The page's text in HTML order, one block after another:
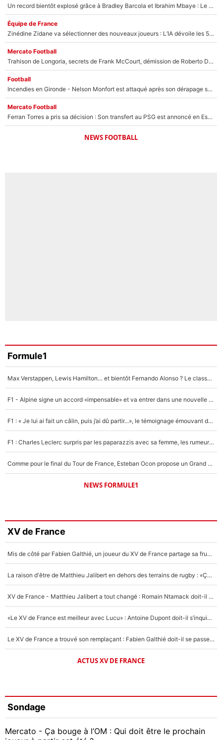
Un record bientôt explosé grâce à Bradley Barcola et Ibrahim Mbaye : Le PSG sur le point de réaliser un mercato historique ?
Équipe de France
Zinédine Zidane va sélectionner des nouveaux joueurs : L’IA dévoile les 5 cracks qui pourraient rapidement le rejoindre en équipe de France !
Mercato Football
Trahison de Longoria, secrets de Frank McCourt, démission de Roberto De Zerbi : Medhi Benatia se lâche sur son départ de l'OM et fait d'importantes révélations
Football
Incendies en Gironde - Nelson Monfort est attaqué après son dérapage sur CNews : «Et lui, il prend combien pour parler dans un studio climatisé?»
Mercato Football
Ferran Torres a pris sa décision : Son transfert au PSG est annoncé en Espagne !
NEWS FOOTBALL
Formule1
Max Verstappen, Lewis Hamilton… et bientôt Fernando Alonso ? Le classement des pilotes les mieux payés en Formule 1 risque de changer !
F1 - Alpine signe un accord «impensable» et va entrer dans une nouvelle dimension : Grande nouvelle pour Pierre Gasly !
F1 : « Je lui ai fait un câlin, puis j’ai dû partir...», le témoignage émouvant de Max Verstappen sur sa fille
F1 : Charles Leclerc surpris par les paparazzis avec sa femme, les rumeurs étaient vraies !
Comme pour le final du Tour de France, Esteban Ocon propose un Grand Prix de Formule 1 à Paris : «Autour de l’Arc de Triomphe, ce serait génial» !
NEWS FORMULE1
XV de France
Mis de côté par Fabien Galthié, un joueur du XV de France partage sa frustration : «ils ne me l’ont pas dit tout de suite»
La raison d'être de Matthieu Jalibert en dehors des terrains de rugby : «Ça m'atteint autant que si tu touches à un membre de ma famille»
XV de France - Matthieu Jalibert a tout changé : Romain Ntamack doit-il s’inquiéter pour sa place à un an de la Coupe du monde ?
«Le XV de France est meilleur avec Lucu» : Antoine Dupont doit-il s’inquiéter pour sa place ?
Le XV de France a trouvé son remplaçant : Fabien Galthié doit-il se passer d'Antoine Dupont ?
ACTUS XV DE FRANCE
Sondage
Mercato - Ça bouge à l’OM : Qui doit être le prochain